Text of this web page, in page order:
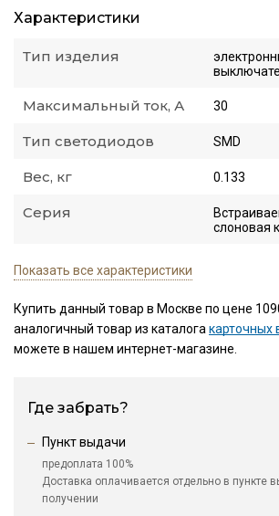
Характеристики
Тип изделия
Максимальный ток, А 30
Тип светодиодов SMD
Вес, кг 0.133
Серия
слоновая
Показать все характеристики
Купить данный товар в Москве по цене
аналогичный товар из каталогакарточных
можете в нашем интернет-магазине.
Где забрать?
Пункт выдачи
предоплата 100%
Доставка оплачивается отдельно в пункте
получении